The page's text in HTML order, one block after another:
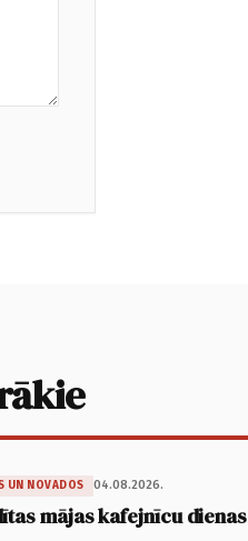
UN NOVADOS 04.08.2026.
mājas kafejnīcu dienas